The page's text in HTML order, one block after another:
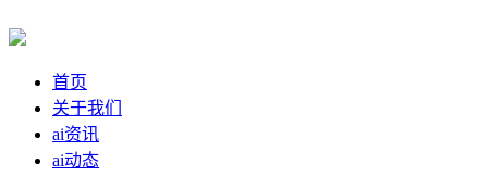
首页
关于我们
ai资讯
ai动态